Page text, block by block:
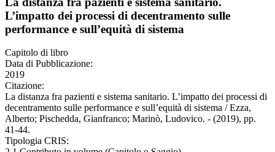
L’impatto dei processi di decentramento sulle
performance e sull’equità di sistema
Capitolo di libro
Data di Pubblicazione:
2019
Citazione:
La distanza fra pazienti e sistema sanitario. L’impatto dei processi di
decentramento sulle performance e sull’equità di sistema / Ezza,
Alberto; Pischedda, Gianfranco; Marinò, Ludovico. - (2019), pp.
41-44.
Tipologia CRIS: